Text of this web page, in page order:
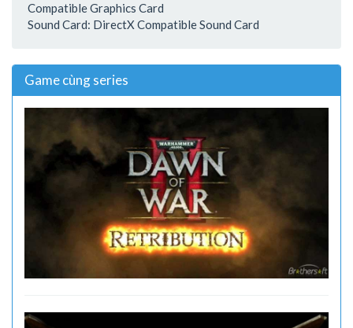
Compatible Graphics Card
Sound Card: DirectX Compatible Sound Card
Game cùng series